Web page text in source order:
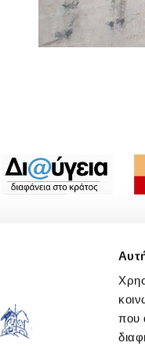
που
ΟΡΓΑΝΙΣΜΟΣ
Η εταιρεία με την
Λαυρίου Α.Ε.» συστάθηκε το